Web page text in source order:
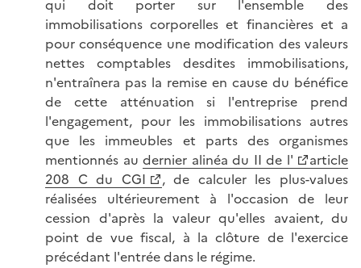
qui doit porter sur l'ensemble des
immobilisations corporelles et financières et a
pour conséquence une modification des valeurs
nettes comptables desdites immobilisations,
n'entraînera pas la remise en cause du bénéfice
de cette atténuation si l'entreprise prend
l'engagement, pour les immobilisations autres
que les immeubles et parts des organismes
mentionnés audernier alinéa du II de l'
article
208 C du CGI
, de calculer les plus-values
réalisées ultérieurement à l'occasion de leur
cession d'après la valeur qu'elles avaient, du
point de vue fiscal, à la clôture de l'exercice
précédant l'entrée dans le régime.